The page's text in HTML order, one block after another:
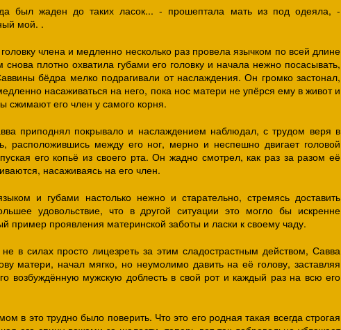
был жаден до таких ласок... - прошептала мать из под одеяла, -
мой. .
члена и медленно несколько раз провела язычком по всей длине
плотно охватила губами его головку и начала нежно посасывать,
бёдра мелко подрагивали от наслаждения. Он громко застонал,
насаживаться на него, пока нос матери не упёрся ему в живот и
сжимают его член у самого корня.
приподнял покрывало и наслаждением наблюдал, с трудом веря в
расположившись между его ног, мерно и неспешно двигает головой
его копьё из своего рта. Он жадно смотрел, как раз за разом её
насаживаясь на его член.
и губами настолько нежно и старательно, стремясь доставить
удовольствие, что в другой ситуации это могло бы искренне
пример проявления материнской заботы и ласки к своему чаду.
в силах просто лицезреть за этим сладострастным действом, Савва
матери, начал мягко, но неумолимо давить на её голову, заставляя
возбуждённую мужскую доблесть в свой рот и каждый раз на всю его
в это трудно было поверить. Что это его родная такая всегда строгая